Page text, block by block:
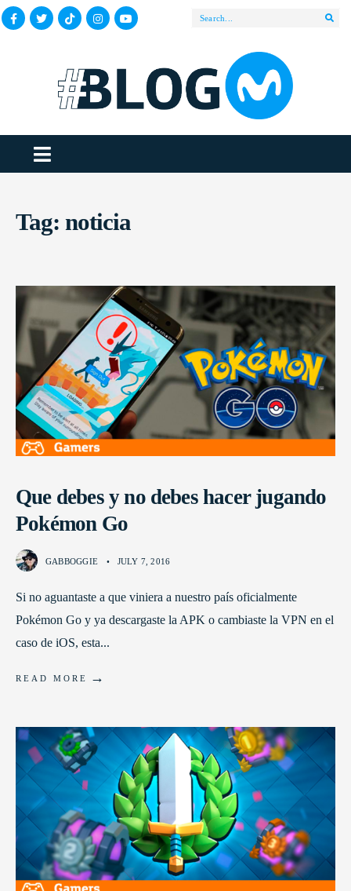
Tag: noticia
Que debes y no debes hacer jugando
Pokémon Go
GABBOGGIE • JULY 7, 2016
Si no aguantaste a que viniera a nuestro país oficialmente
Pokémon Go y ya descargaste la APK o cambiaste la VPN en el
caso de iOS, esta...
READ MORE →